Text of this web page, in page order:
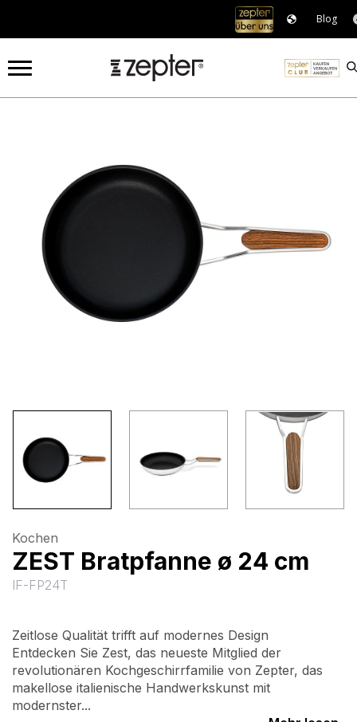
Blog
Kochen
ZEST Bratpfanne ø 24 cm
IF-FP24T
Zeitlose Qualität trifft auf modernes Design
Entdecken Sie Zest, das neueste Mitglied der
revolutionären Kochgeschirrfamilie von Zepter, das
makellose italienische Handwerkskunst mit
modernster...